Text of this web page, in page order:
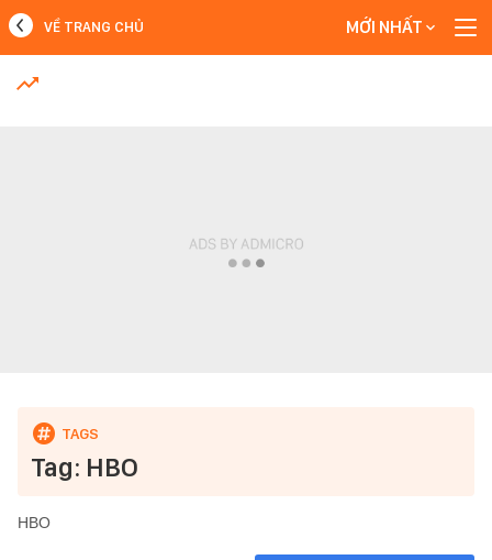
MỚI NHẤT
VỀ TRANG CHỦ MỚI NHẤT
Tag: HBO
HBO